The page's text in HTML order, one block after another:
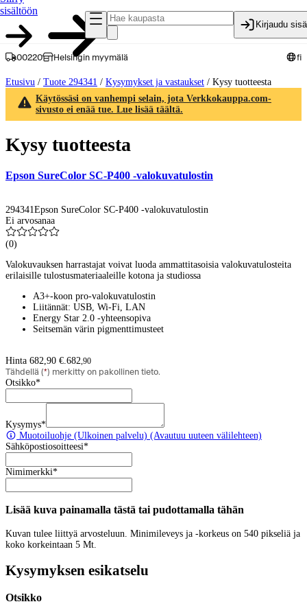
sisältöön
Kirjaudu
00220 Helsingin myymälä fi
Etusivu / Tuote 294341 / Kysymykset ja vastaukset / Kysy tuotteesta
Käytössäsi on vanhempi selain, jota Verkkokauppa.com-
sivusto ei enää tue. Lue lisää täältä.
Kysy tuotteesta
Epson SureColor SC-P400 -valokuvatulostin
294341 Epson SureColor SC-P400 -valokuvatulostin
Ei arvosanaa
(0)
Valokuvauksen harrastajat voivat luoda ammattitasoisia valokuvatulosteita
erilaisille tulostusmateriaaleille kotona ja studiossa
A3+-koon pro-valokuvatulostin
Liitännät: USB, Wi-Fi, LAN
Energy Star 2.0 -yhteensopiva
Seitsemän värin pigmenttimusteet
Hinta 682,90 €. 682,90
Tähdellä (*) merkitty on pakollinen tieto.
Otsikko*
Kysymys*
Muotoiluohje (Ulkoinen palvelu) (Avautuu uuteen välilehteen)
Sähköpostiosoitteesi*
Nimimerkki*
Lisää kuva painamalla tästä tai pudottamalla tähän
Kuvan tulee liittyä arvosteluun. Minimileveys ja -korkeus on 540 pikseliä ja
koko korkeintaan 5 Mt.
Kysymyksen esikatselu
Otsikko